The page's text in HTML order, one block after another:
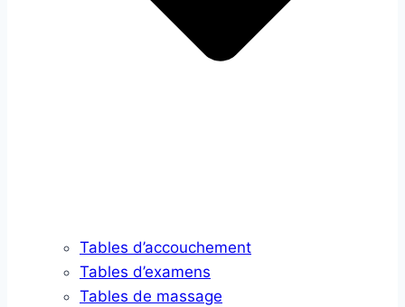
Tables d’accouchement
Tables d’examens
Tables de massage